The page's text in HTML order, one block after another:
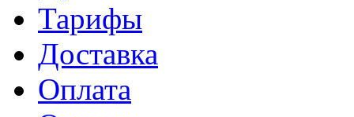
Тарифы
Доставка
Оплата